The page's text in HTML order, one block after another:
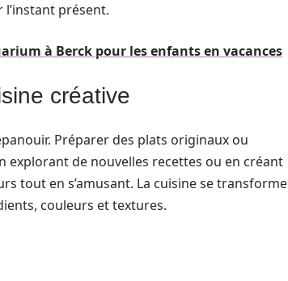
présent.
à Berck pour les enfants en vacances
créative
Préparer des plats originaux ou
explorant de nouvelles recettes ou en créant
tout en s’amusant. La cuisine se transforme
couleurs et textures.